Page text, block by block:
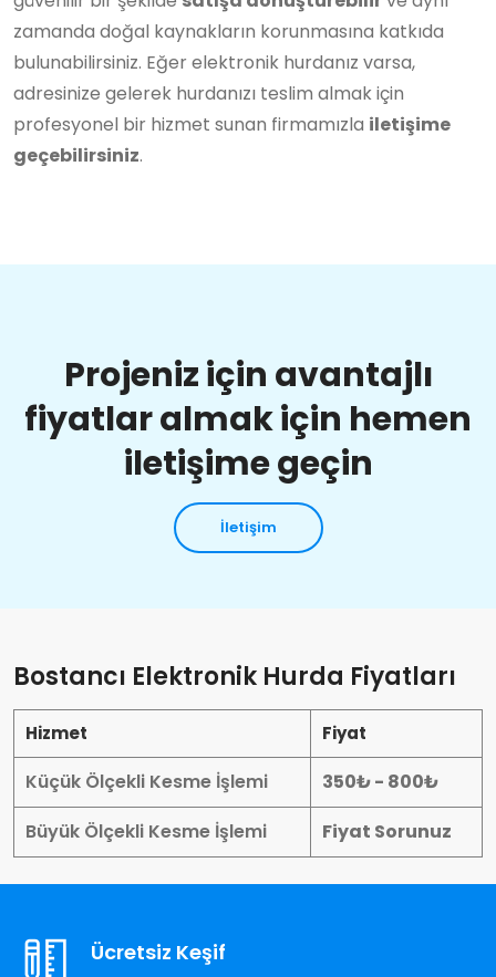
zamanda doğal kaynakların korunmasına katkıda
bulunabilirsiniz. Eğer elektronik hurdanız varsa,
adresinize gelerek hurdanızı teslim almak için
profesyonel bir hizmet sunan firmamızla iletişime
geçebilirsiniz.
Projeniz için avantajlı
fiyatlar almak için hemen
iletişime geçin
İletişim
Bostancı Elektronik Hurda Fiyatları
Hizmet Fiyat
Küçük Ölçekli Kesme İşlemi
350₺ - 800₺
Büyük Ölçekli Kesme İşlemi
Fiyat Sorunuz
Ücretsiz Keşif